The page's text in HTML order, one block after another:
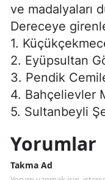
ve madalyaları
Dereceye
1.
2. Eyüpsultan
3. Pendik
4. Bahçelievler
5. Sultanbeyli
Yorumlar
Takma Ad